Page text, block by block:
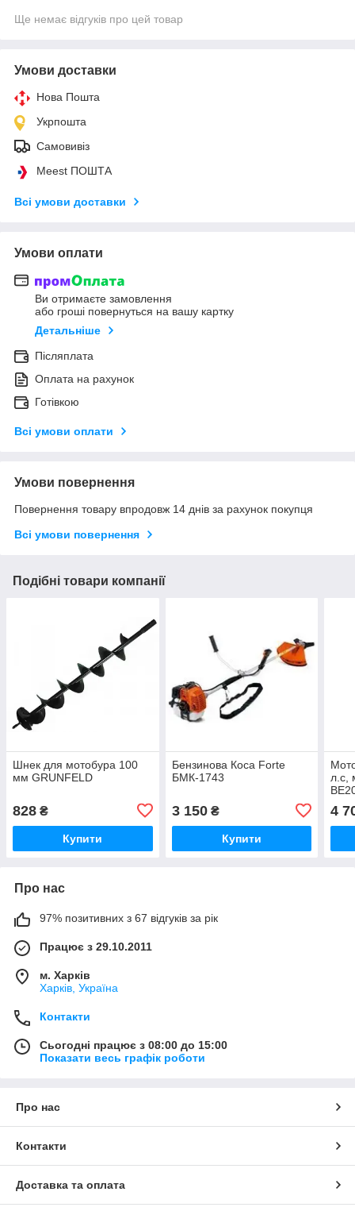
Ще немає відгуків про цей товар
Умови доставки
Нова Пошта
Укрпошта
Самовивіз
Meest ПОШТА
Всі умови доставки
Умови оплати
Ви отримаєте замовлення
або гроші повернуться на вашу картку
Детальніше
Післяплата
Оплата на рахунок
Готівкою
Всі умови оплати
Умови повернення
Повернення товару впродовж 14 днів за рахунок покупця
Всі умови повернення
Подібні товари компанії
Шнек для мотобура 100
мм GRUNFELD
828 ₴
Купити
Бензинова Коса Forte
БМК-1743
3 150₴
Купити
л.с,
4
Про нас
97% позитивних з 67 відгуків за рік
Працює з 29.10.2011
м. Харків
Харків, Україна
Контакти
Сьогодні працює з 08:00 до 15:00
Показати весь графік роботи
Про нас
Контакти
Доставка та оплата